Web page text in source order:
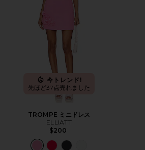
今トレンド!
先ほど37点売れました
TROMPE ミニドレス
ELLIATT
$200